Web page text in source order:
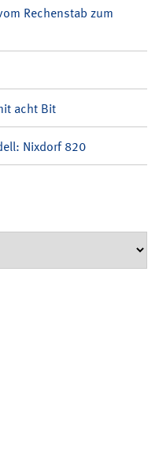
Rechenstab zum
acht Bit
Nixdorf 820